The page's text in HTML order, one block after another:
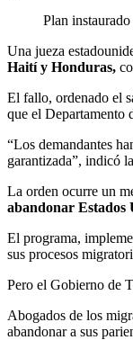
Plan
Una jueza
Haití y Honduras,
El fallo, ordenado el
que el Departamento
“Los demandantes
garantizada”, indicó
La orden ocurre un
abandonar Estados
El programa,
sus procesos
Pero el Gobierno de
Abogados de los
abandonar a sus